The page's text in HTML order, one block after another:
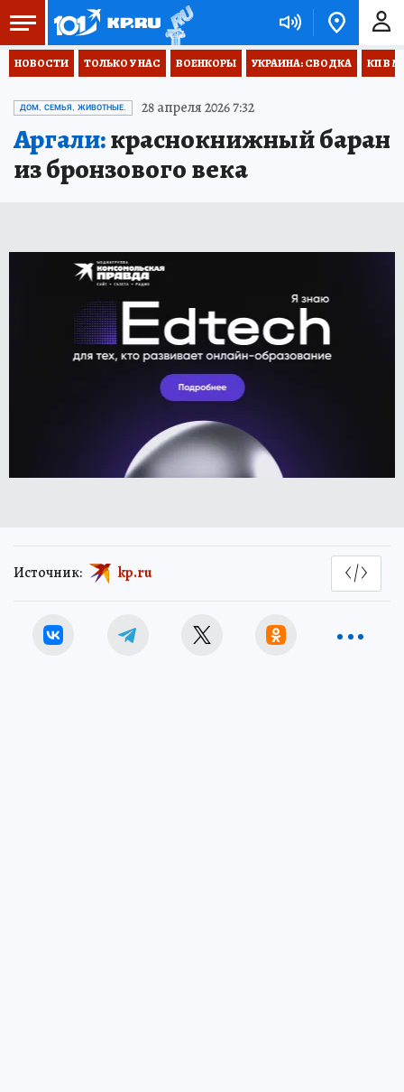
НОВОСТИ ТОЛЬКО У НАС ВОЕНКОРЫ УКРАИНА: СВОДКА КП В
ДОМ, СЕМЬЯ, ЖИВОТНЫЕ. 28 апреля 2026 7:32
Аргали:краснокнижный баран
из бронзового века
Источник: kp.ru